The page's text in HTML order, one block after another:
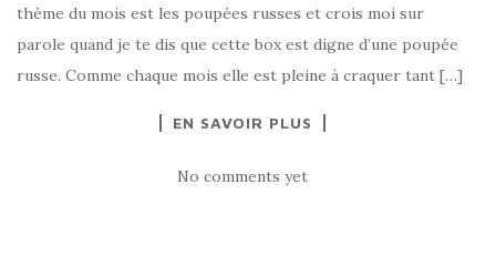
thème du mois est les poupées russes et crois moi sur
parole quand je te dis que cette box est digne d’une poupée
russe. Comme chaque mois elle est pleine à craquer tant […]
EN SAVOIR PLUS
No comments yet